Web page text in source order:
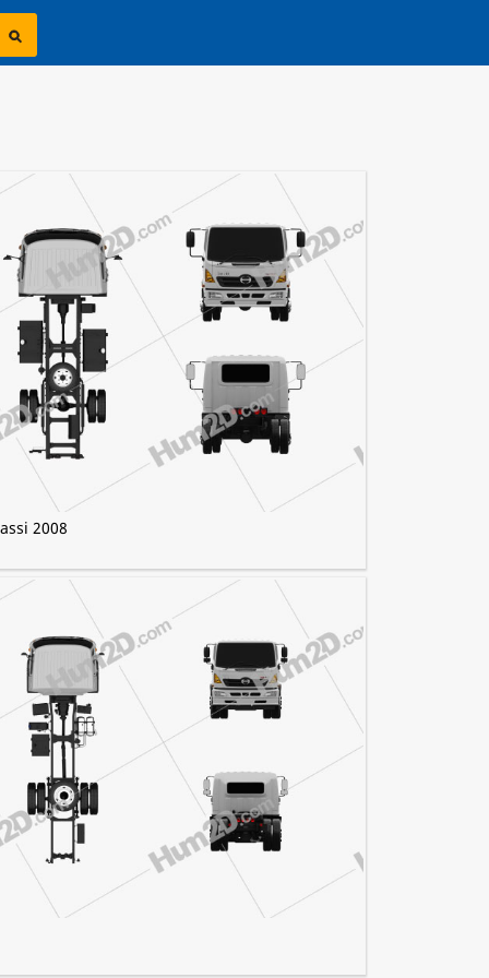
2008